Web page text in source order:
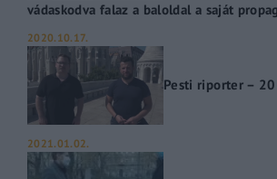
vádaskodva falaz a baloldal a saját
2020.10.17.
Pesti riporter –
2021.01.02.